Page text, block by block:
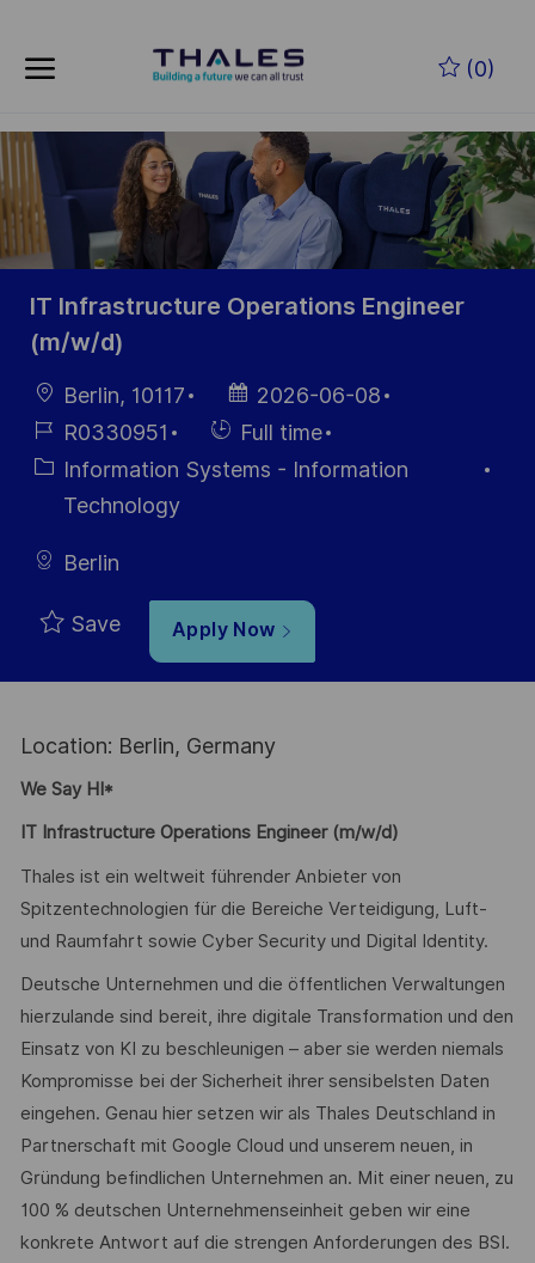
(0)
-
IT Infrastructure Operations Engineer
(m/w/d)
LocationBerlin, 10117
Posted
Date
2026-06-08
Job R0330951
Hiring
Type
Full time
CategoryInformation Systems - Information
Technology
Berlin
Save Apply Now
Location: Berlin, Germany
We Say HI*
IT Infrastructure Operations Engineer (m/w/d)
Thales ist ein weltweit führender Anbieter von
Spitzentechnologien für die Bereiche Verteidigung, Luft-
und Raumfahrt sowie Cyber Security und Digital Identity.
Deutsche Unternehmen und die öffentlichen Verwaltungen
hierzulande sind bereit, ihre digitale Transformation und den
Einsatz von KI zu beschleunigen – aber sie werden niemals
Kompromisse bei der Sicherheit ihrer sensibelsten Daten
eingehen. Genau hier setzen wir als Thales Deutschland in
Partnerschaft mit Google Cloud und unserem neuen, in
Gründung befindlichen Unternehmen an. Mit einer neuen, zu
100 % deutschen Unternehmenseinheit geben wir eine
konkrete Antwort auf die strengen Anforderungen des BSI.